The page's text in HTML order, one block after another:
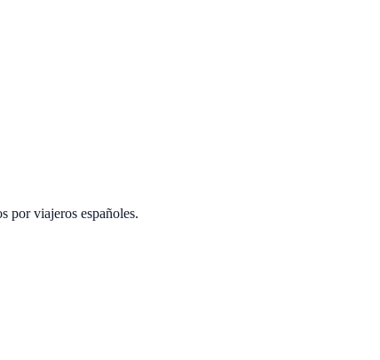
por viajeros españoles.